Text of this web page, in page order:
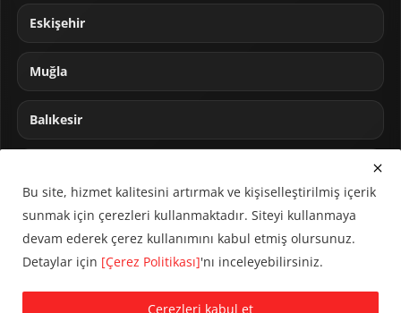
Eskişehir
Muğla
Balıkesir
© 2024 CUMHA (Cumhur Haber Ajansı) Tüm hakları saklıdır.
Bu site, hizmet kalitesini artırmak ve kişiselleştirilmiş içerik
sunmak için çerezleri kullanmaktadır. Siteyi kullanmaya
devam ederek çerez kullanımını kabul etmiş olursunuz.
Detaylar için [Çerez Politikası]'nı inceleyebilirsiniz.
Çerezleri kabul et